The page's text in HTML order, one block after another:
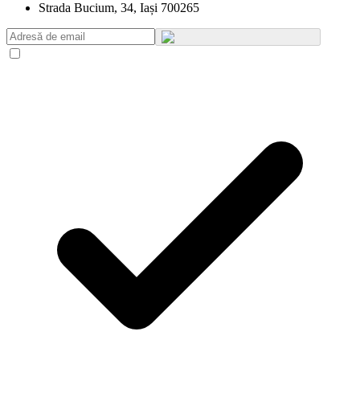
Strada Bucium, 34, Iași 700265